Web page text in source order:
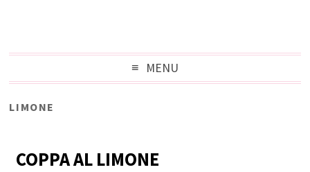
MENU
LIMONE
COPPA AL LIMONE